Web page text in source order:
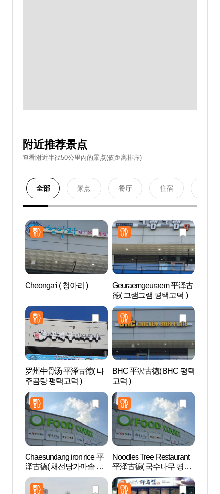
附近推荐景点
查看附近半径50公里內的景点(依距离排序)
全部 景点 餐厅 住宿
Cheongari ( 청아리 )
Geuraemgeuraem 平泽古
德( 그램그램 평택고덕 )
罗州牛骨汤 平泽古德( 나
주곰탕 평택고덕 )
BHC 平沢古徳( BHC 평택
고덕 )
Chaesundang iron rice 平
泽古德( 채선당가마솥 평
택고덕 )
Noodles Tree Restaurant
平泽古德( 국수나무 평택
고덕 )